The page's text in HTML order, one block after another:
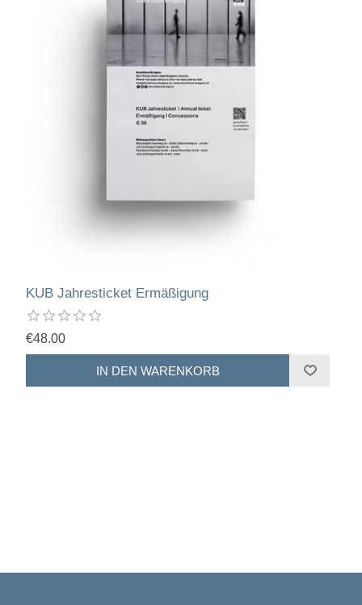
KUB Jahresticket Ermäßigung
€48.00